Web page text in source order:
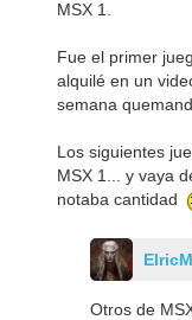
MSX 1.
Fue el primer
alquilé en un
semana
Los siguientes
MSX 1... y vaya
notaba cantidad
Otros de